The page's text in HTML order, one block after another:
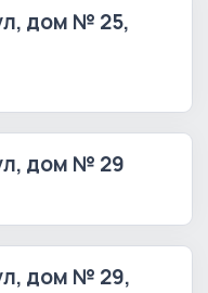
дом № 25,
дом № 29
дом № 29,